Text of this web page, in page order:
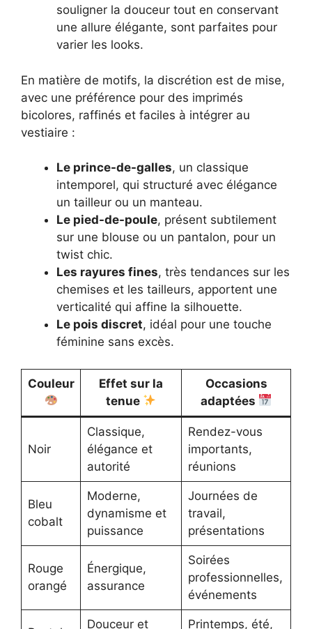
souligner la douceur tout en conservant
une allure élégante, sont parfaites pour
varier les looks.
En matière de motifs, la discrétion est de mise,
avec une préférence pour des imprimés
bicolores, raffinés et faciles à intégrer au
vestiaire :
Le prince-de-galles, un classique
intemporel, qui structuré avec élégance
un tailleur ou un manteau.
Le pied-de-poule, présent subtilement
sur une blouse ou un pantalon, pour un
twist chic.
Les rayures fines, très tendances sur les
chemises et les tailleurs, apportent une
verticalité qui affine la silhouette.
Le pois discret, idéal pour une touche
féminine sans excès.
Couleur
Effet sur la
tenue
Occasions
adaptées
Noir
Classique,
élégance et
autorité
Rendez-vous
importants,
réunions
Bleu
cobalt
Moderne,
dynamisme et
puissance
Journées de
travail,
présentations
Rouge
orangé
Énergique,
assurance
Soirées
professionnelles,
événements
Douceur et Printemps, été,